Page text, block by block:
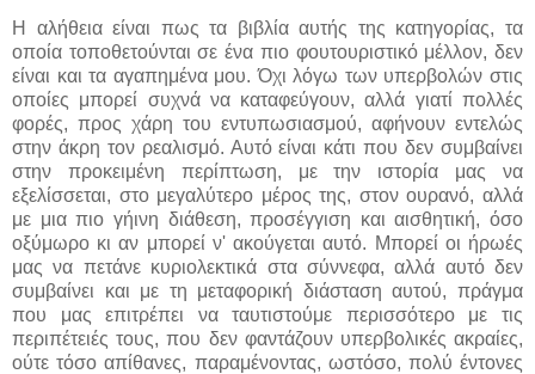
Η αλήθεια είναι πως τα βιβλία αυτής της κατηγορίας, τα
οποία τοποθετούνται σε ένα πιο φουτουριστικό μέλλον, δεν
είναι και τα αγαπημένα μου. Όχι λόγω των υπερβολών στις
οποίες μπορεί συχνά να καταφεύγουν, αλλά γιατί πολλές
φορές, προς χάρη του εντυπωσιασμού, αφήνουν εντελώς
στην άκρη τον ρεαλισμό. Αυτό είναι κάτι που δεν συμβαίνει
στην προκειμένη περίπτωση, με την ιστορία μας να
εξελίσσεται, στο μεγαλύτερο μέρος της, στον ουρανό, αλλά
με μια πιο γήινη διάθεση, προσέγγιση και αισθητική, όσο
οξύμωρο κι αν μπορεί ν' ακούγεται αυτό. Μπορεί οι ήρωές
μας να πετάνε κυριολεκτικά στα σύννεφα, αλλά αυτό δεν
συμβαίνει και με τη μεταφορική διάσταση αυτού, πράγμα
που μας επιτρέπει να ταυτιστούμε περισσότερο με τις
περιπέτειές τους, που δεν φαντάζουν υπερβολικές ακραίες,
ούτε τόσο απίθανες, παραμένοντας, ωστόσο, πολύ έντονες